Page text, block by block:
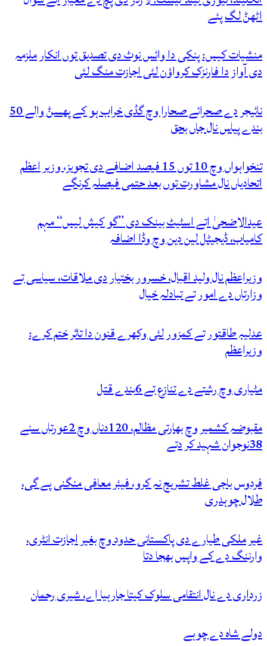
اٹھݨ لگ پئے
منشیات کیس: پنکی دا وائس نوٹ دی تصدیق توں انکار ملزمہ
دی آواز دا فارنزک کرواؤن لئی اجازت منگ لئی
نائیجر دے صحرائے صحارا وچ گڈی خراب ہو کے پھسݨ والے 50
بندے پیاس نال جاں بحق
تنخواہواں وچ 10 توں 15 فیصد اضافے دی تجویز، وزیر اعظم
اتحادیاں نال مشاورت توں بعد حتمی فیصلہ کرنگے
عیدالاضحیٰ اتے اسٹیٹ بینک دی ’’گو کیش لیس‘‘ مہم
کامیاب، ڈیجیٹل لین دین وچ وڈا اضافہ
وزیراعظم نال ولید اقبال، خسرور بختیار دی ملاقات، سیاسی تے
وزارتاں دے امور تے تبادلہ خیال
عدلیہ طاقتور تے کمزور لئی وکھرے قنون دا تاثر ختم کرے:
وزیراعظم
مٹیاری وچ رشتے دے تنازع تے 6بندے قتل
مقبوضہ کشمیر وچ بھارتی مظالم، 120دناں وچ 2عورتاں سنے
38نوجوان شہید کر دتے
فردوس باجی غلط تشریح نہ کرو، فیئر معافی منگنی پے گی،
طلال چوہدری
غیر ملکی طیارے دی پاکستانی حدود وچ بغیر اجازت انٹری،
وارننگ دے کے واپس بھجا دتا
زرداری دے نال انتقامی سلوک کیتا جارہیا اے، شیری رحمان
دولے شاہ دے چوہے